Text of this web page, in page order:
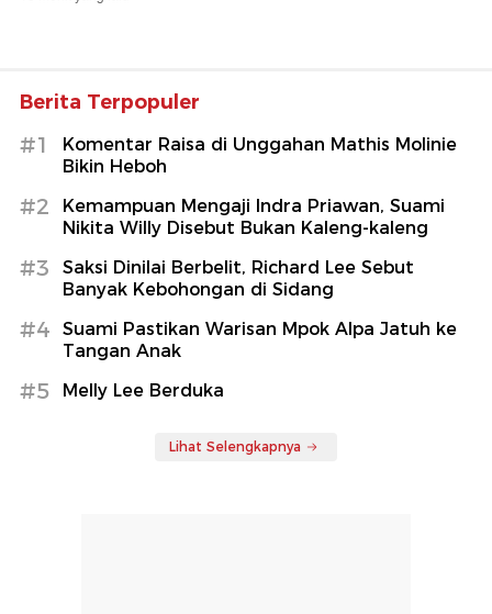
Berita Terpopuler
#1
Komentar Raisa di Unggahan Mathis Molinie
Bikin Heboh
#2
Kemampuan Mengaji Indra Priawan, Suami
Nikita Willy Disebut Bukan Kaleng-kaleng
#3
Saksi Dinilai Berbelit, Richard Lee Sebut
Banyak Kebohongan di Sidang
#4
Suami Pastikan Warisan Mpok Alpa Jatuh ke
Tangan Anak
#5 Melly Lee Berduka
Lihat Selengkapnya